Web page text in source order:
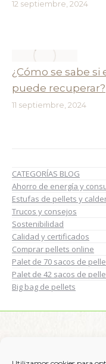
12 septiembre, 2024
¿Cómo se sabe
puede recuperar?
11 septiembre, 2024
CATEGORÍAS BLOG
Ahorro de energía y
Estufas de pellets y
Trucos y consejos
Sostenibilidad
Calidad y certificados
Comprar pellets online
Palet de 70 sacos de
Palet de 42 sacos de
Big bag de pellets